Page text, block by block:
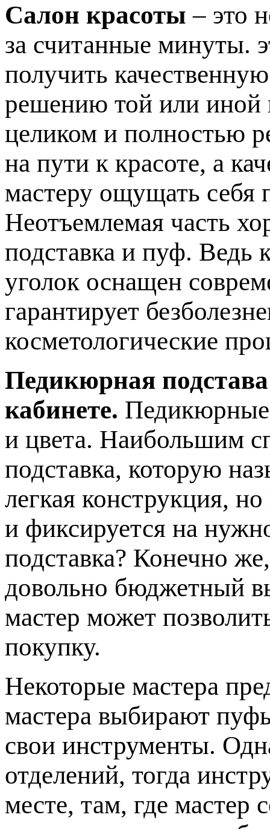
Салон красоты – это
за считанные минуты.
получить
решению той или иной
целиком и полностью
на пути к красоте, а
мастеру ощущать себя
Неотъемлемая часть
подставка и пуф. Ведь
уголок оснащен
гарантирует
косметологические
Педикюрная подстава
кабинете. Педикюрные
и цвета. Наибольшим
подставка, которую
легкая конструкция,
и фиксируется на
подставка? Конечно
довольно бюджетный
мастер может
покупку.
Некоторые мастера
мастера выбирают
свои инструменты.
отделений, тогда
месте, там, где